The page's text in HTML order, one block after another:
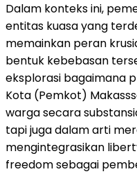
Dalam konteks ini,
entitas kuasa yang
memainkan peran
bentuk kebebasan
eksplorasi bagaimana
Kota (Pemkot)
warga secara
tapi juga dalam arti
mengintegrasikan
freedom sebagai